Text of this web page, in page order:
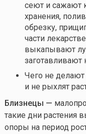
сеют и сажают
хранения,
обрезку,
части
выкапывают
заготавливают
Чего не
и не рыхлят
Близнецы —
такие дни растения
опоры на период